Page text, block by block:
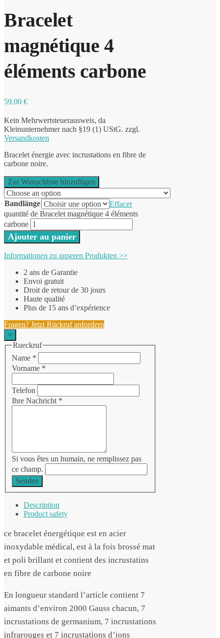
Bracelet
magnétique 4
éléments carbone
59,00 €
Kein Mehrwertsteuerausweis, da
Kleinunternehmer nach §19 (1) UStG. zzgl.
Versandkosten
Bracelet énergie avec incrustations en fibre de
carbone noire.
Zur Wunschliste hinzufügen
Bandlänge
Effacer
quantité de Bracelet magnétique 4 éléments
carbone
Ajouter au panier
Informationen zu unseren Produkten >>
2 ans de Garantie
Envoi gratuit
Droit de retour de 30 jours
Haute qualité
Plus de 15 ans d’expérience
Fragen? Jetzt Rückruf anfordern
×
Rueckruf
Name *
Vorname *
Telefon
Ihre Nachricht *
Si vous êtes un humain, ne remplissez pas
ce champ.
Senden
Description
Product safety
ce bracelet énergétique est en acier
inoxydable médical, est à la fois brossé mat
et poli brillant et contient des incrustatins
en fibre de carbone noire
En longueur standard l’article contient 7
aimants d’environ 2000 Gauss chacun, 7
incrustations de germanium, 7 incrustations
infrarouges et 7 incrustations d’ions